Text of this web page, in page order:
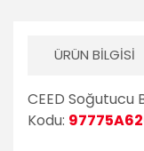
ÜRÜN BILGISI
CEED Soğutucu
Kodu: